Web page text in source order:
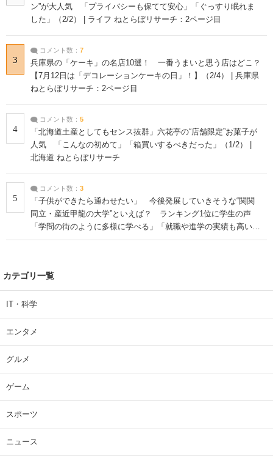
ン”が大人気 「プライバシーも保てて安心」「ぐっすり眠れま
した」（2/2） | ライフ ねとらぼリサーチ：2ページ目
3
コメント数： 7
兵庫県の「ケーキ」の名店10選！ 一番うまいと思う店はどこ？
【7月12日は「デコレーションケーキの日」！】（2/4） | 兵庫県
ねとらぼリサーチ：2ページ目
4
コメント数： 5
「北海道土産としてもセンス抜群」六花亭の“店舗限定”お菓子が
人気 「こんなの初めて」「箱買いするべきだった」（1/2） |
北海道 ねとらぼリサーチ
5
コメント数： 3
「子供ができたら通わせたい」 今後発展していきそうな“関関
同立・産近甲龍の大学”といえば？ ランキング1位に学生の声
「学問の街のように多様に学べる」「就職や進学の実績も高い」
| 大学 ねとらぼリサーチ
カテゴリ一覧
IT・科学
エンタメ
グルメ
ゲーム
スポーツ
ニュース